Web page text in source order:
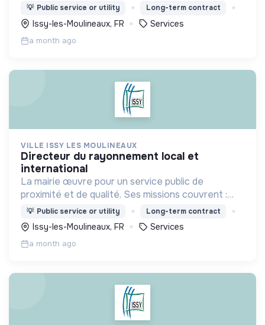
l'enfance, l’action sociale, la culture, la sécurité,
l’aménagement urbain, la transition numérique etc.
💡 Public service or utility Long-term contract
Issy-les-Moulineaux, FR Services
a month ago
VILLE ISSY LES MOULINEAUX
directeur du rayonnement local et
international
La mairie œuvre pour un service public de
proximité et de qualité. Ses missions couvrent :
l'enfance, l’action sociale, la culture, la sécurité,
l’aménagement urbain, la transition numérique etc.
💡 Public service or utility Long-term contract
Issy-les-Moulineaux, FR Services
a month ago